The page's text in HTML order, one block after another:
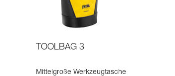
TOOLBAG 3
Mittelgroße Werkzeugtasche